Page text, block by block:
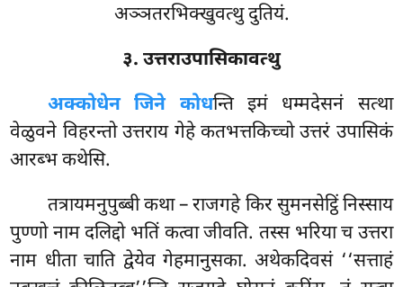
अञ्ञतरभिक्खुवत्थु दुतियं.
३. उत्तराउपासिकावत्थु
अक्कोधेन जिने कोधन्ति इमं धम्मदेसनं सत्था
वेळुवने विहरन्तो उत्तराय गेहे कतभत्तकिच्चो उत्तरं उपासिकं
आरब्भ कथेसि.
तत्रायमनुपुब्बी कथा – राजगहे किर सुमनसेट्ठिं निस्साय
पुण्णो नाम दलिद्दो भतिं कत्वा जीवति. तस्स भरिया च उत्तरा
नाम धीता चाति द्वेयेव गेहमानुसका. अथेकदिवसं ‘‘सत्ताहं